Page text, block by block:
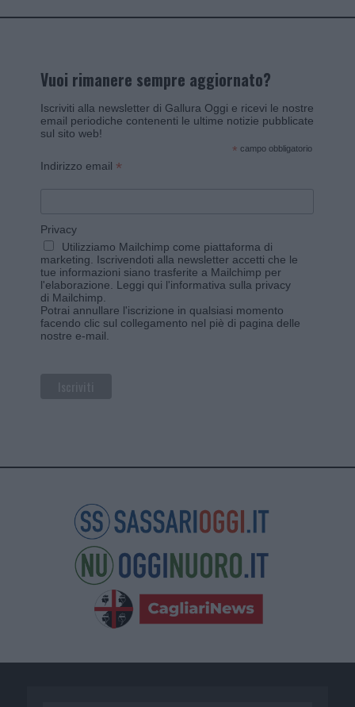
Vuoi rimanere sempre aggiornato?
Iscriviti alla newsletter di Gallura Oggi e ricevi le nostre
email periodiche contenenti le ultime notizie pubblicate
sul sito web!
* campo obbligatorio
Indirizzo email *
Privacy
Utilizziamo Mailchimp come piattaforma di
marketing. Iscrivendoti alla newsletter accetti che le
tue informazioni siano trasferite a Mailchimp per
l'elaborazione. Leggi qui l'informativa sulla privacy
di Mailchimp
Potrai annullare l'iscrizione in qualsiasi momento
facendo clic sul collegamento nel piè di pagina delle
nostre e-mail.